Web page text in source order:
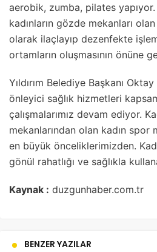
aerobik, zumba, pilates yapıyor.
kadınların gözde mekanları
olarak ilaçlayıp dezenfekte
ortamların oluşmasının önüne
Yıldırım Belediye Başkanı
önleyici sağlık hizmetleri
çalışmalarımız devam ediyor.
mekanlarından olan kadın
en büyük önceliklerimizden.
gönül rahatlığı ve sağlıkla
Kaynak : duzgunhaber.com.tr
BENZER YAZILAR